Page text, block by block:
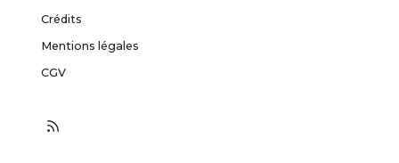
Crédits
Mentions légales
CGV